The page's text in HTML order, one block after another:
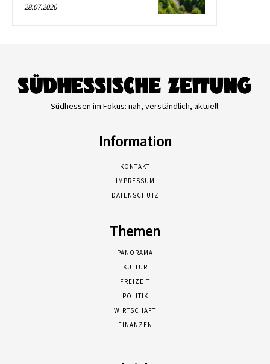
28.07.2026
Südhessen im Fokus: nah, verständlich, aktuell.
Information
KONTAKT
IMPRESSUM
DATENSCHUTZ
Themen
PANORAMA
KULTUR
FREIZEIT
POLITIK
WIRTSCHAFT
FINANZEN